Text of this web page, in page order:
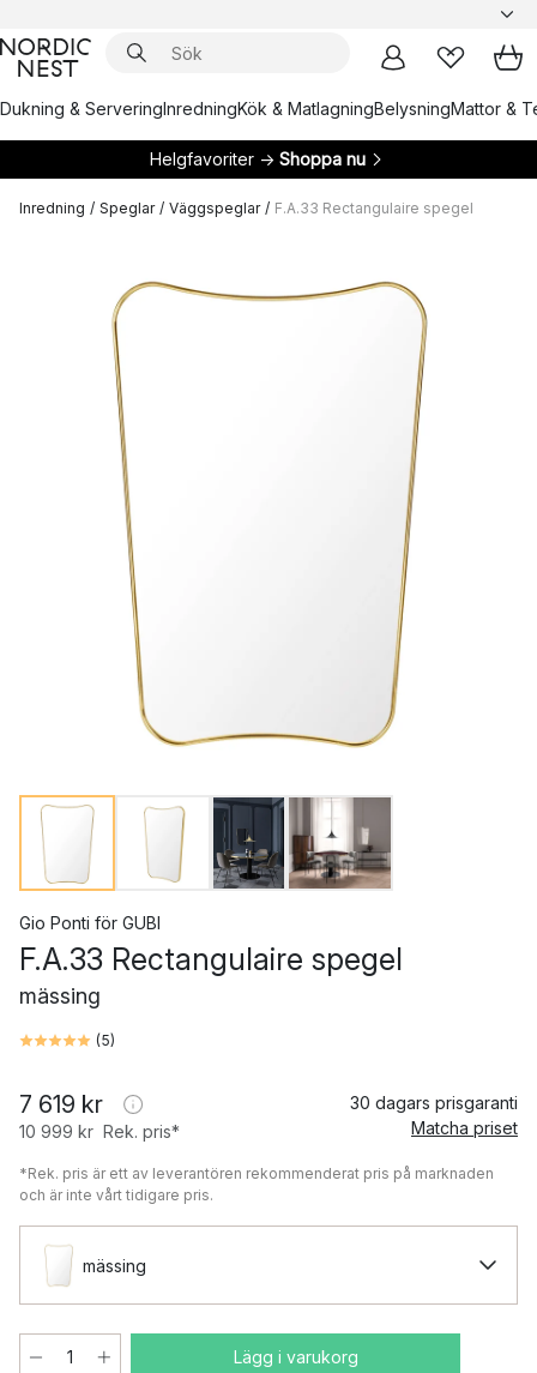
Dukning & ServeringInredningKök & MatlagningBelysningMattor &
Helgfavoriter → Shoppa nu
Inredning / Speglar / Väggspeglar / F.A.33 Rectangulaire spegel
Gio Ponti för GUBI
F.A.33 Rectangulaire spegel
mässing
(5)
7 619 kr
10 999 kr Rek. pris*
30 dagars prisgaranti
Matcha priset
*Rek. pris är ett av leverantören rekommenderat pris på marknaden
och är inte vårt tidigare pris.
mässing
Lägg i varukorg